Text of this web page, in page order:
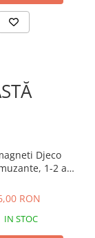
Djeco
1-2 ani
RON
IN STOC